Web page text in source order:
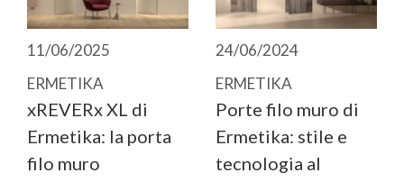
11/06/2025
ERMETIKA
xREVERx XL di
Ermetika: la porta
filo muro
24/06/2024
ERMETIKA
Porte filo muro di
Ermetika: stile e
tecnologia al